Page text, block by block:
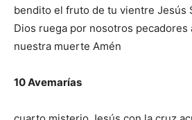
bendito el fruto de tu vientre Jesús
Dios ruega por nosotros pecadores
nuestra muerte Amén
10 Avemarías